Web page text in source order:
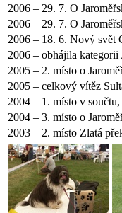
2006 – 29. 7. O
2006 – 29. 7. O
2006 – 18. 6. Nový svět
2006 – obhájila kategorii
2005 – 2. místo o
2005 – celkový vítěz
2004 – 1. místo v
2004 – 3. místo o
2003 – 2. místo Zlatá